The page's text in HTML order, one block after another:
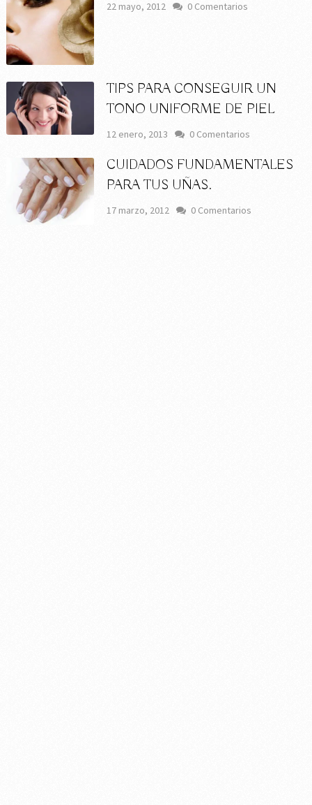
22 mayo, 2012 0 Comentarios
TIPS PARA CONSEGUIR UN
TONO UNIFORME DE PIEL
12 enero, 2013 0 Comentarios
CUIDADOS FUNDAMENTALES
PARA TUS UÑAS.
17 marzo, 2012 0 Comentarios